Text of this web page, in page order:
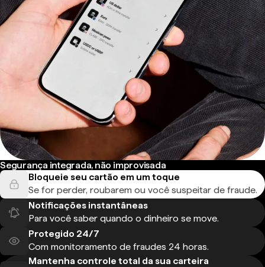
Segurança integrada, não improvisada
Bloqueie seu cartão em um toque
Se for perder, roubarem ou você suspeitar de fraude.
Notificações instantâneas
Para você saber quando o dinheiro se move.
Protegido 24/7
Com monitoramento de fraudes 24 horas.
Mantenha controle total da sua carteira